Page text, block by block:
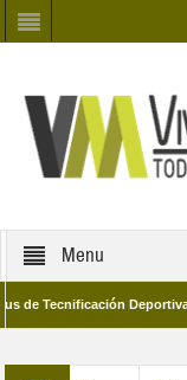
Menu
Deportiva 2026